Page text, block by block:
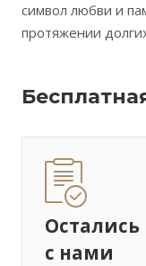
символ любви и
протяжении
с нами